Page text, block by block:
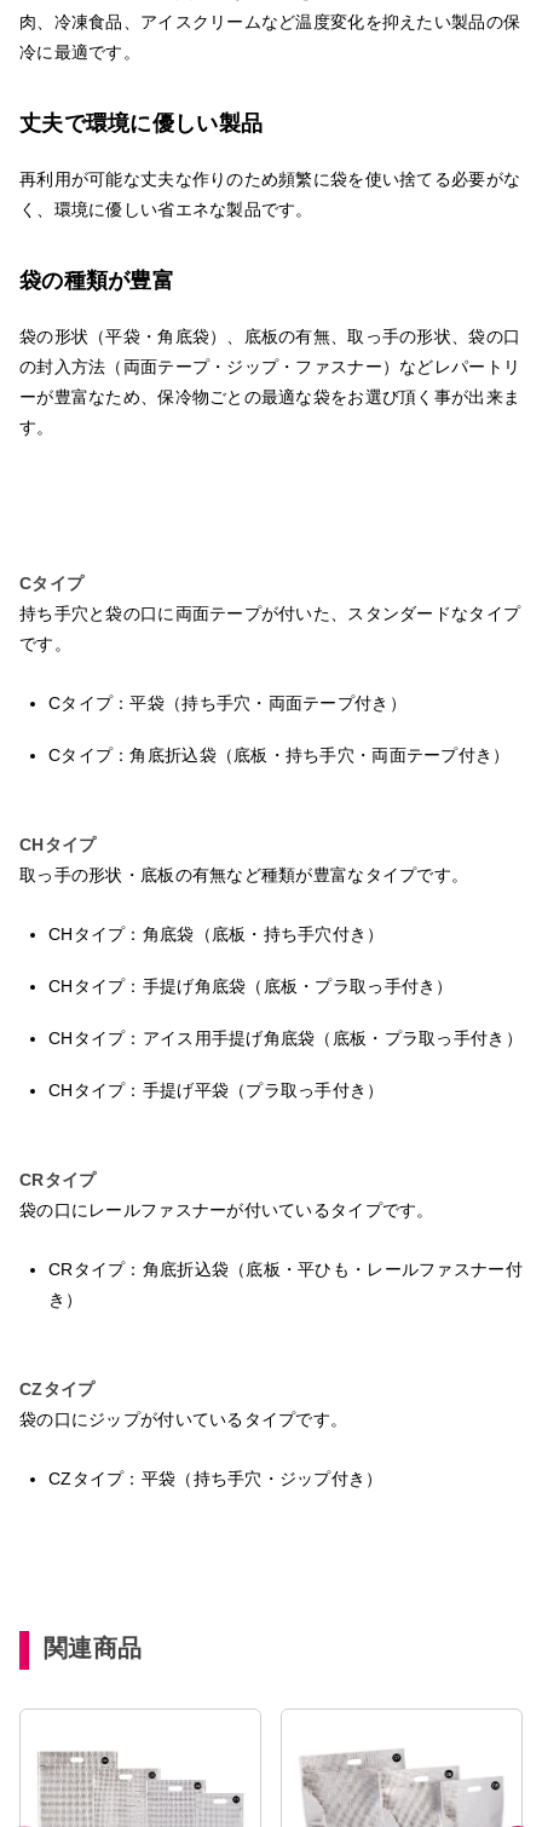
肉、冷凍食品、アイスクリームなど温度変化を抑えたい製品の保
冷に最適です。
丈夫で環境に優しい製品
再利用が可能な丈夫な作りのため頻繁に袋を使い捨てる必要がな
く、環境に優しい省エネな製品です。
袋の種類が豊富
袋の形状（平袋・角底袋）、底板の有無、取っ手の形状、袋の口
の封入方法（両面テープ・ジップ・ファスナー）などレパートリ
ーが豊富なため、保冷物ごとの最適な袋をお選び頂く事が出来ま
す。
Cタイプ
持ち手穴と袋の口に両面テープが付いた、スタンダードなタイプ
です。
Cタイプ：平袋（持ち手穴・両面テープ付き）
Cタイプ：角底折込袋（底板・持ち手穴・両面テープ付き）
CHタイプ
取っ手の形状・底板の有無など種類が豊富なタイプです。
CHタイプ：角底袋（底板・持ち手穴付き）
CHタイプ：手提げ角底袋（底板・プラ取っ手付き）
CHタイプ：アイス用手提げ角底袋（底板・プラ取っ手付き）
CHタイプ：手提げ平袋（プラ取っ手付き）
CRタイプ
袋の口にレールファスナーが付いているタイプです。
CRタイプ：角底折込袋（底板・平ひも・レールファスナー付
き）
CZタイプ
袋の口にジップが付いているタイプです。
CZタイプ：平袋（持ち手穴・ジップ付き）
関連商品